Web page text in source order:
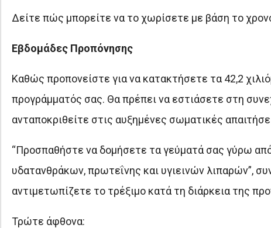
Δείτε πώς μπορείτε να το χωρίσετε με βάση το
Εβδομάδες Προπόνησης
Καθώς προπονείστε για να κατακτήσετε τα 42,2
προγράμματός σας. Θα πρέπει να εστιάσετε στη
ανταποκριθείτε στις αυξημένες σωματικές
“Προσπαθήστε να δομήσετε τα γεύματά σας γύρω
υδατανθράκων, πρωτεΐνης και υγιεινών λιπαρών”,
αντιμετωπίζετε το τρέξιμο κατά τη διάρκεια της
Τρώτε άφθονα: